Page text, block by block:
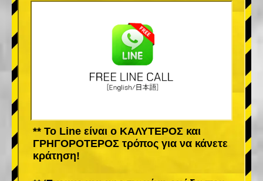
** Το Line είναι ο ΚΑΛΥΤΕΡΟΣ και
ΓΡΗΓΟΡΟΤΕΡΟΣ τρόπος για να κάνετε
κράτηση!